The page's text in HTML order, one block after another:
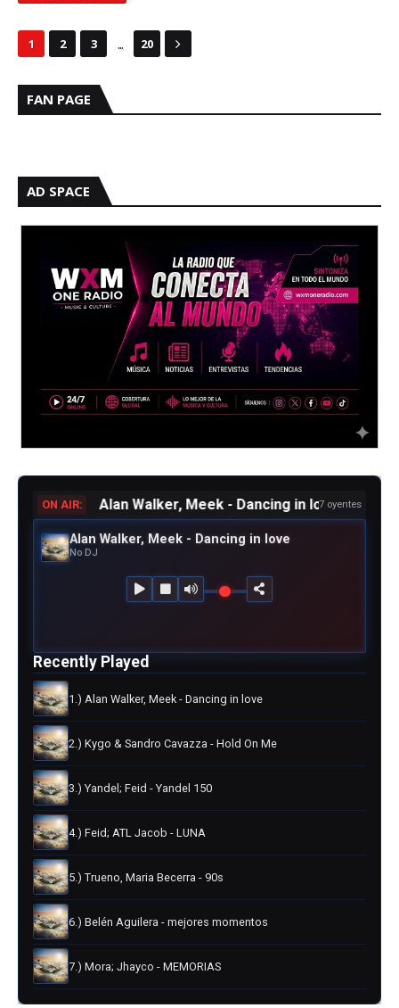
1 2 3 ... 20
FAN PAGE
AD SPACE
ON AIR: Alan Walker, Meek - Dancing in love7 oyentes
Alan Walker, Meek - Dancing in love
No DJ
Recently Played
1.) Alan Walker, Meek - Dancing in love
2.) Kygo & Sandro Cavazza - Hold On Me
3.) Yandel; Feid - Yandel 150
4.) Feid; ATL Jacob - LUNA
5.) Trueno, Maria Becerra - 90s
6.) Belén Aguilera - mejores momentos
7.) Mora; Jhayco - MEMORIAS